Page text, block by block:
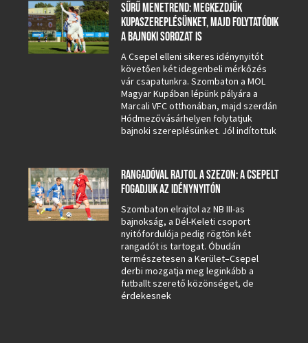
SŰRŰ MENETREND: MEGKEZDJÜK
KUPASZEREPLÉSÜNKET, MAJD FOLYTATÓDIK
A BAJNOKI SOROZAT IS
A Csepel elleni sikeres idénynyitót
követően két idegenbeli mérkőzés
vár csapatunkra. Szombaton a MOL
Magyar Kupában lépünk pályára a
Marcali VFC otthonában, majd szerdán
Hódmezővásárhelyen folytatjuk
bajnoki szereplésünket. Jól indítottuk
RANGADÓVAL RAJTOL A SZEZON: A CSEPELT
FOGADJUK AZ IDÉNYNYITÓN
Szombaton elrajtol az NB III-as
bajnokság, a Dél-Keleti csoport
nyitófordulója pedig rögtön két
rangadót is tartogat. Óbudán
természetesen a Kerület–Csepel
derbi mozgatja meg leginkább a
futballt szerető közönséget, de
érdekesnek